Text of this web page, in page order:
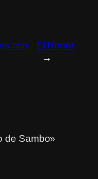
con
El Honor
→
de Sambo»